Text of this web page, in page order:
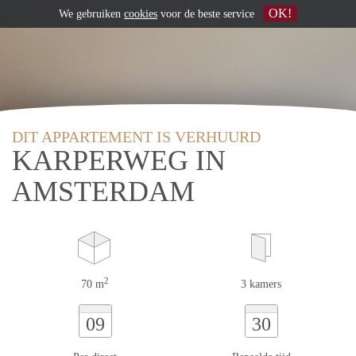
DIT APPARTEMENT IS VERHUURD
KARPERWEG IN
AMSTERDAM
70 m2 3 kamers
09 30
We gebruiken cookies voor de beste service OK!